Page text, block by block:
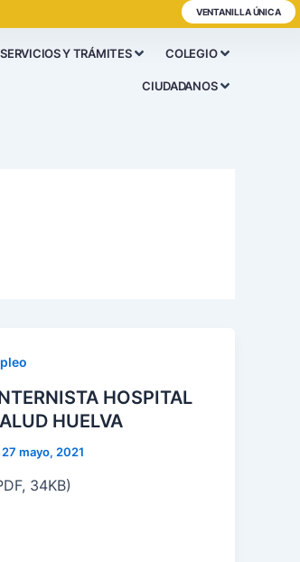
VENTANILLA ÚNICA
SERVICIOS Y TRÁMITES COLEGIO
CIUDADANOS
HOSPITAL
HUELVA
27 mayo, 2021
34KB)